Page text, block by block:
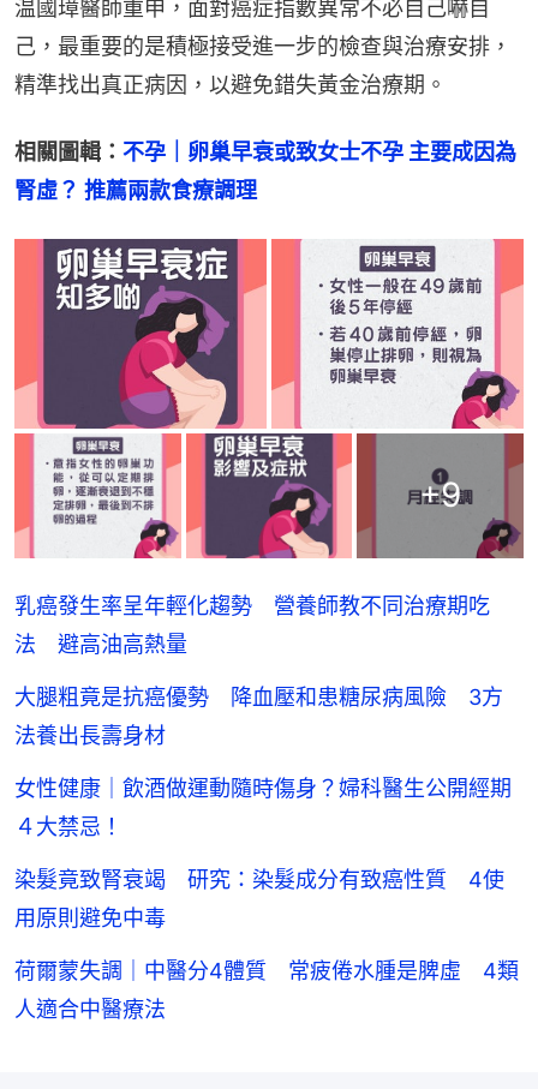
温國璋醫師重申，面對癌症指數異常不必自己嚇自
己，最重要的是積極接受進一步的檢查與治療安排，
精準找出真正病因，以避免錯失黃金治療期。
相關圖輯： 不孕｜卵巢早衰或致女士不孕 主要成因為
腎虛？ 推薦兩款食療調理
+9
乳癌發生率呈年輕化趨勢 營養師教不同治療期吃
法 避高油高熱量
大腿粗竟是抗癌優勢 降血壓和患糖尿病風險 3方
法養出長壽身材
女性健康｜飲酒做運動隨時傷身？婦科醫生公開經期
４大禁忌！
染髮竟致腎衰竭 研究：染髮成分有致癌性質 4使
用原則避免中毒
荷爾蒙失調｜中醫分4體質 常疲倦水腫是脾虛 4類
人適合中醫療法